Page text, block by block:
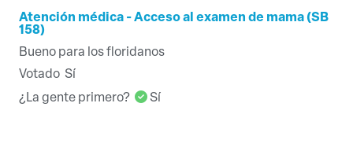
Atención médica - Acceso al examen de mama (SB
158)
Bueno para los floridanos
Votado Sí
¿La gente primero?
Sí